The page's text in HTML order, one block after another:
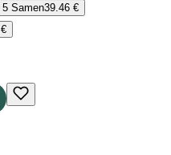
5 Samen39.46 €
€